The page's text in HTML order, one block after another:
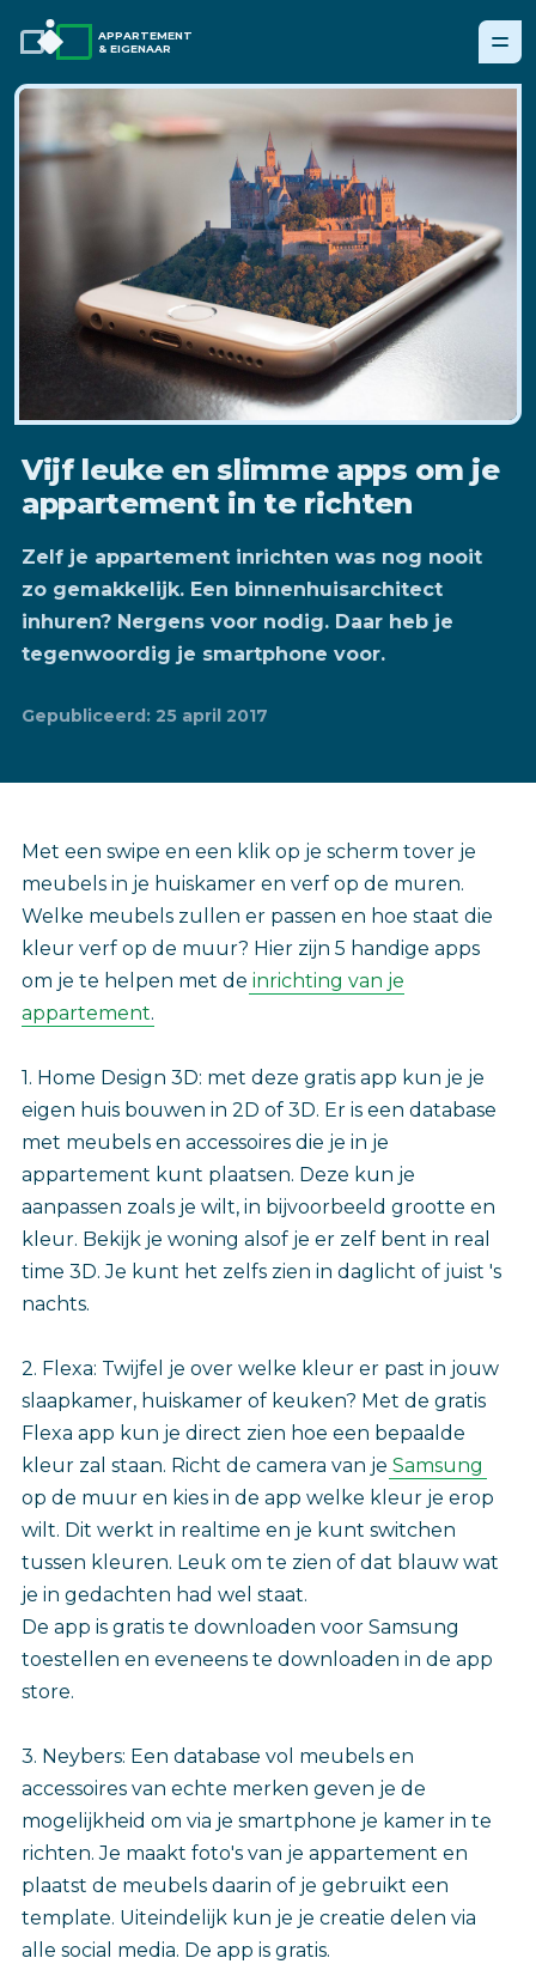
APPARTEMENT
& EIGENAAR
Vijf leuke en slimme apps om je
appartement in te richten
Zelf je appartement inrichten was nog nooit
zo gemakkelijk. Een binnenhuisarchitect
inhuren? Nergens voor nodig. Daar heb je
tegenwoordig je smartphone voor.
Gepubliceerd: 25 april 2017
Met een swipe en een klik op je scherm tover je
meubels in je huiskamer en verf op de muren.
Welke meubels zullen er passen en hoe staat die
kleur verf op de muur? Hier zijn 5 handige apps
om je te helpen met de inrichting van je
appartement.
1. Home Design 3D: met deze gratis app kun je je
eigen huis bouwen in 2D of 3D. Er is een database
met meubels en accessoires die je in je
appartement kunt plaatsen. Deze kun je
aanpassen zoals je wilt, in bijvoorbeeld grootte en
kleur. Bekijk je woning alsof je er zelf bent in real
time 3D. Je kunt het zelfs zien in daglicht of juist 's
nachts.
2. Flexa: Twijfel je over welke kleur er past in jouw
slaapkamer, huiskamer of keuken? Met de gratis
Flexa app kun je direct zien hoe een bepaalde
kleur zal staan. Richt de camera van je Samsung
op de muur en kies in de app welke kleur je erop
wilt. Dit werkt in realtime en je kunt switchen
tussen kleuren. Leuk om te zien of dat blauw wat
je in gedachten had wel staat.
De app is gratis te downloaden voor Samsung
toestellen en eveneens te downloaden in de app
store.
3. Neybers: Een database vol meubels en
accessoires van echte merken geven je de
mogelijkheid om via je smartphone je kamer in te
richten. Je maakt foto's van je appartement en
plaatst de meubels daarin of je gebruikt een
template. Uiteindelijk kun je je creatie delen via
alle social media. De app is gratis.